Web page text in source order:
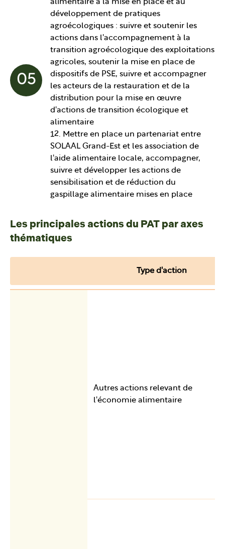
05
alimentaire à la mise en place et au
développement de pratiques
agroécologiques : suivre et soutenir les
actions dans l'accompagnement à la
transition agroécologique des exploitations
agricoles, soutenir la mise en place de
dispositifs de PSE, suivre et accompagner
les acteurs de la restauration et de la
distribution pour la mise en œuvre
d'actions de transition écologique et
alimentaire
12. Mettre en place un partenariat entre
SOLAAL Grand-Est et les association de
l'aide alimentaire locale, accompagner,
suivre et développer les actions de
sensibilisation et de réduction du
gaspillage alimentaire mises en place
Les principales actions du PAT par axes
thématiques
Type d'action
Autres actions relevant de
l'économie alimentaire